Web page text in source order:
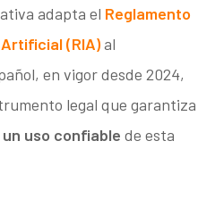
adapta el Reglamento
(RIA)al
en vigor desde 2024,
legal que garantiza
uso confiable de esta